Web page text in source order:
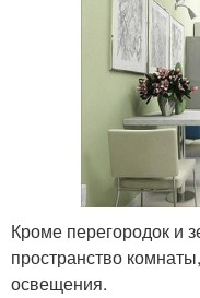
Кроме перегородок и
пространство
освещения.